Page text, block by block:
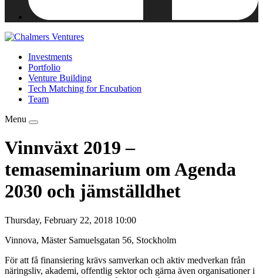
Investments
Portfolio
Venture Building
Tech Matching for Encubation
Team
Menu
Vinnväxt 2019 –
temaseminarium om Agenda
2030 och jämställdhet
Thursday, February 22, 2018 10:00
Vinnova, Mäster Samuelsgatan 56, Stockholm
För att få finansiering krävs samverkan och aktiv medverkan från
näringsliv, akademi, offentlig sektor och gärna även organisationer i